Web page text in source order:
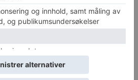
London sitt uteliv er i endring